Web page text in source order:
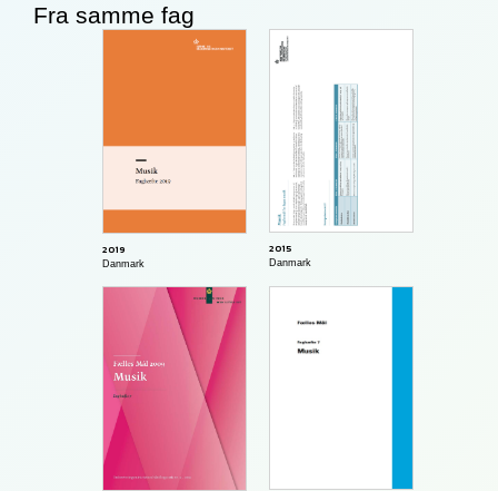
Fra samme fag
2019
Danmark
2015
Danmark